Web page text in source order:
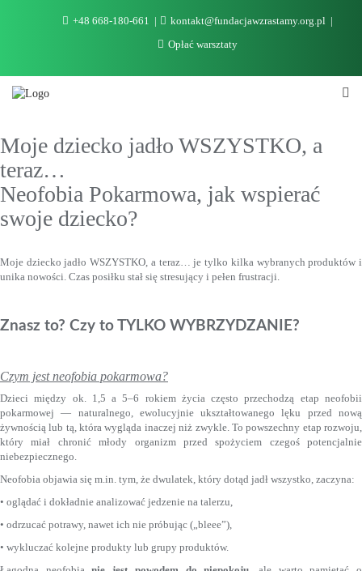
+48 668-180-661
kontakt@fundacjawzrastamy.org.pl
Opłać warsztaty
Moje dziecko jadło WSZYSTKO, a
teraz…
Neofobia Pokarmowa, jak wspierać
swoje dziecko?
Moje dziecko jadło WSZYSTKO, a teraz… je tylko kilka wybranych produktów i
unika nowości. Czas posiłku stał się stresujący i pełen frustracji.
Znasz to? Czy to TYLKO WYBRZYDZANIE?
Czym jest neofobia pokarmowa?
Dzieci między ok. 1,5 a 5–6 rokiem życia często przechodzą etap neofobii
pokarmowej — naturalnego, ewolucyjnie ukształtowanego lęku przed nową
żywnością lub tą, która wygląda inaczej niż zwykle. To powszechny etap rozwoju,
który miał chronić młody organizm przed spożyciem czegoś potencjalnie
niebezpiecznego.
Neofobia objawia się m.in. tym, że dwulatek, który dotąd jadł wszystko, zaczyna:
• oglądać i dokładnie analizować jedzenie na talerzu,
• odrzucać potrawy, nawet ich nie próbując („bleee”),
• wykluczać kolejne produkty lub grupy produktów.